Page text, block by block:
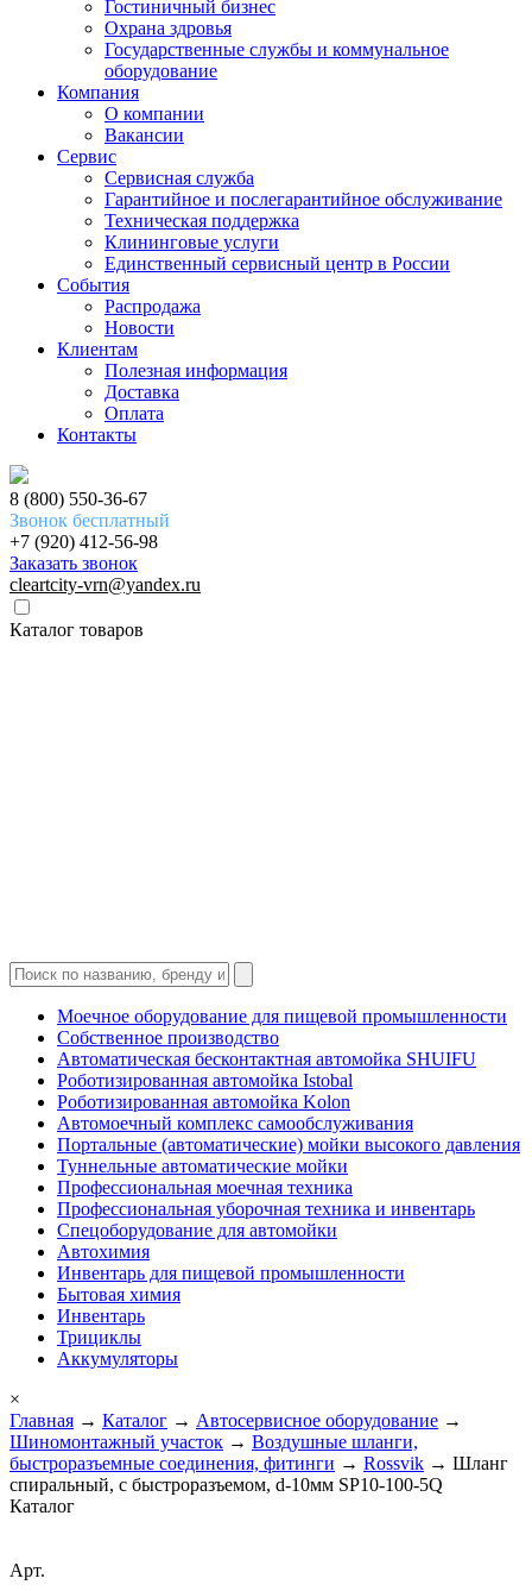
Гостиничный бизнес
Охрана здровья
Государственные службы и коммунальное
оборудование
Компания
О компании
Вакансии
Сервис
Сервисная служба
Гарантийное и послегарантийное обслуживание
Техническая поддержка
Клининговые услуги
Единственный сервисный центр в России
События
Распродажа
Новости
Клиентам
Полезная информация
Доставка
Оплата
Контакты
8 (800) 550-36-67
Звонок бесплатный
+7 (920) 412-56-98
Заказать звонок
cleartcity-vrn@yandex.ru
Каталог товаров
Моечное оборудование для пищевой промышленности
Собственное производство
Автоматическая бесконтактная автомойка SHUIFU
Роботизированная автомойка Istobal
Роботизированная автомойка Kolon
Автомоечный комплекс самообслуживания
Портальные (автоматические) мойки высокого давления
Туннельные автоматические мойки
Профессиональная моечная техника
Профессиональная уборочная техника и инвентарь
Спецоборудование для автомойки
Автохимия
Инвентарь для пищевой промышленности
Бытовая химия
Инвентарь
Трициклы
Аккумуляторы
×
Главная → Каталог → Автосервисное оборудование →
Шиномонтажный участок → Воздушные шланги,
быстроразъемные соединения, фитинги → Rossvik → Шланг
спиральный, с быстроразъемом, d-10мм SP10-100-5Q
Каталог
Арт.